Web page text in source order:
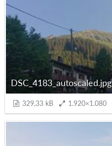
DSC_4183_autoscaled.jpg
329,33 kB 1.920×1.080